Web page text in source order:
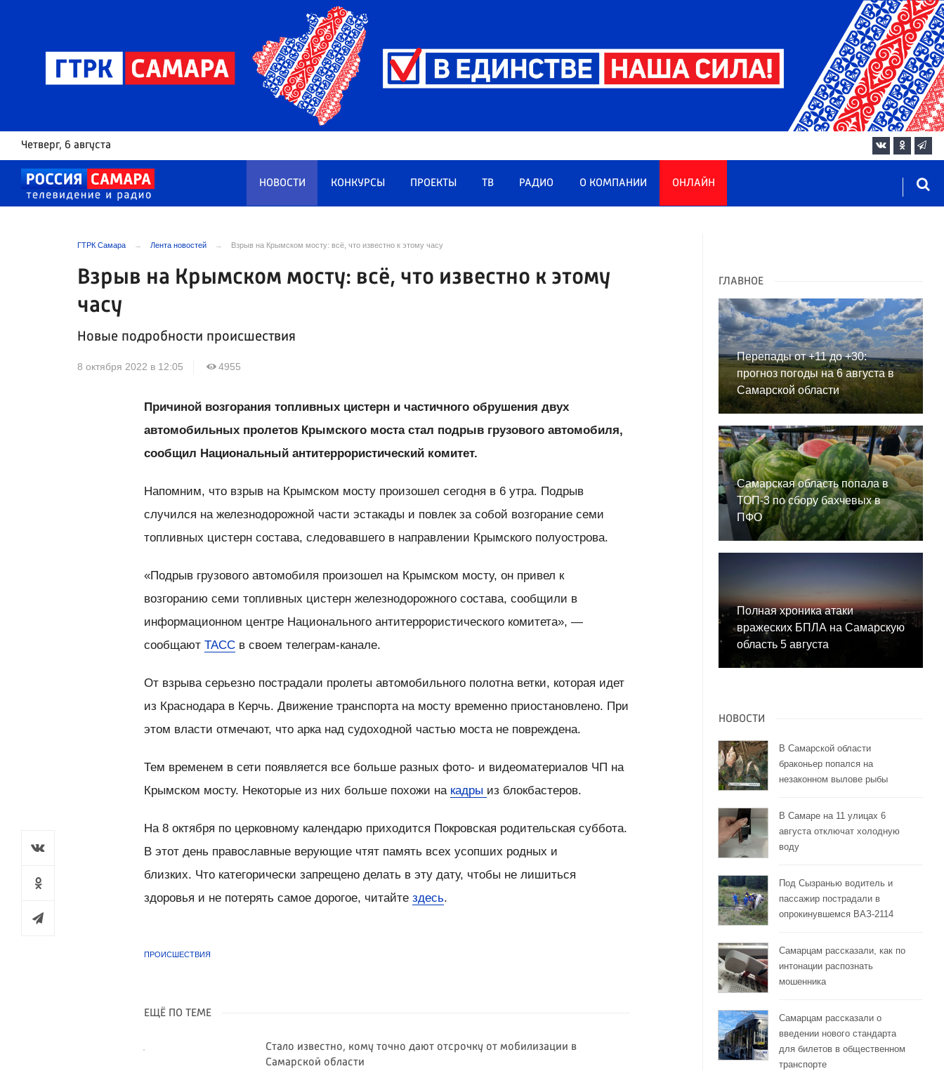
Четверг, 6 августа
НОВОСТИ КОНКУРСЫ ПРОЕКТЫ ТВ РАДИО О КОМПАНИИ ОНЛАЙН
ГТРК Самара Лента новостей Взрыв на Крымском мосту: всё, что известно к этому часу
Взрыв на Крымском мосту: всё, что известно к этому
часу
Новые подробности происшествия
8 октября 2022 в 12:05 4955
Причиной возгорания топливных цистерн и частичного обрушения двух
автомобильных пролетов Крымского моста стал подрыв грузового автомобиля,
сообщил Национальный антитеррористический комитет.
Напомним, что взрыв на Крымском мосту произошел сегодня в 6 утра. Подрыв
случился на железнодорожной части эстакады и повлек за собой возгорание семи
топливных цистерн состава, следовавшего в направлении Крымского полуострова.
«Подрыв грузового автомобиля произошел на Крымском мосту, он привел к
возгоранию семи топливных цистерн железнодорожного состава, сообщили в
информационном центре Национального антитеррористического комитета», —
сообщаютТАСС в своем телеграм-канале.
От взрыва серьезно пострадали пролеты автомобильного полотна ветки, которая идет
из Краснодара в Керчь. Движение транспорта на мосту временно приостановлено. При
этом власти отмечают, что арка над судоходной частью моста не повреждена.
Тем временем в сети появляется все больше разных фото- и видеоматериалов ЧП на
Крымском мосту. Некоторые из них больше похожи на кадры из блокбастеров.
На 8 октября по церковному календарю приходится Покровская родительская суббота.
В этот день православные верующие чтят память всех усопших родных и
близких. Что категорически запрещено делать в эту дату, чтобы не лишиться
здоровья и не потерять самое дорогое, читайтездесь.
ПРОИСШЕСТВИЯ
ЕЩЁ ПО ТЕМЕ
Стало известно, кому точно дают отсрочку от мобилизации в
Самарской области
ГЛАВНОЕ
Перепады от +11 до +30:
прогноз погоды на 6 августа в
Самарской области
Самарская область попала в
ТОП-3 по сбору бахчевых в
ПФО
Полная хроника атаки
вражеских БПЛА на Самарскую
область 5 августа
НОВОСТИ
В Самарской области
браконьер попался на
незаконном вылове рыбы
В Самаре на 11 улицах 6
августа отключат холодную
воду
Под Сызранью водитель и
пассажир пострадали в
опрокинувшемся ВАЗ-2114
Самарцам рассказали, как по
интонации распознать
мошенника
Самарцам рассказали о
введении нового стандарта
для билетов в общественном
транспорте